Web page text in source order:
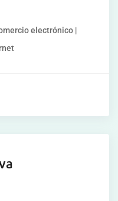
electrónico |